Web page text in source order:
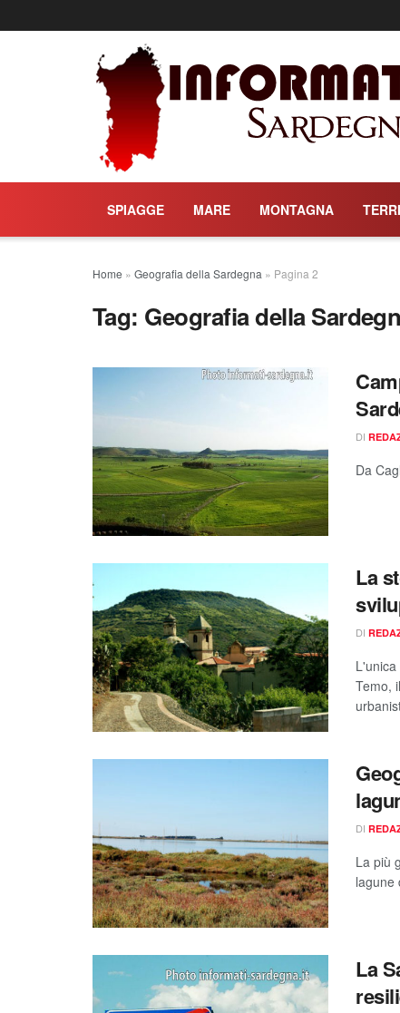
SPIAGGE MARE MONTAGNA
Home » Geografia della Sardegna » Pagina 2
Tag: Geografia della
DI
Da
La
DI
Temo,
DI
La più
lagune
La